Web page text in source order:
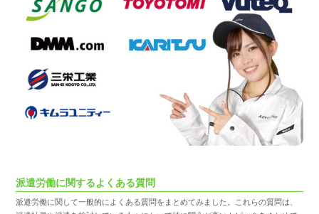
派遣労働に関するよくある質問
派遣労働に関して一般的によくある質問をまとめてみました。これらの質問は、